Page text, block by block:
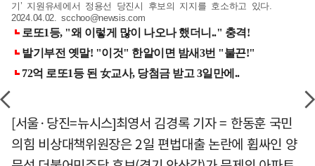
기’ 지원유세에서 정용선 당진시 후보의 지지를 호소하고 있다.
2024.04.02.scchoo@newsis.com
[서울·당진=뉴시스]최영서 김경록 기자 = 한동훈 국민
의힘 비상대책위원장은 2일 편법대출 논란에 휩싸인 양